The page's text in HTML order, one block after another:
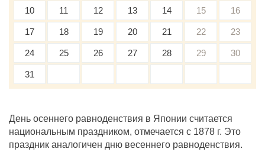
10 11 12 13 14 15 16
17 18 19 20 21 22 23
24 25 26 27 28 29 30
31
День осеннего равноденствия в Японии считается
национальным праздником, отмечается с 1878 г. Это
праздник аналогичен дню весеннего равноденствия.